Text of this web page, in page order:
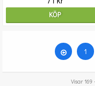
KÖP
1
Visar 169